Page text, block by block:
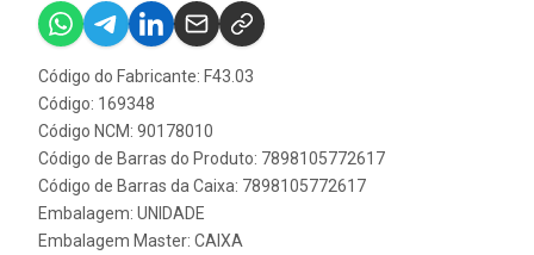
Código do Fabricante: F43.03
Código: 169348
Código NCM: 90178010
Código de Barras do Produto: 7898105772617
Código de Barras da Caixa: 7898105772617
Embalagem: UNIDADE
Embalagem Master: CAIXA